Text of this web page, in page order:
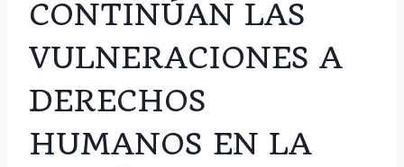
CONTINÚAN LAS
VULNERACIONES A
DERECHOS
HUMANOS EN LA